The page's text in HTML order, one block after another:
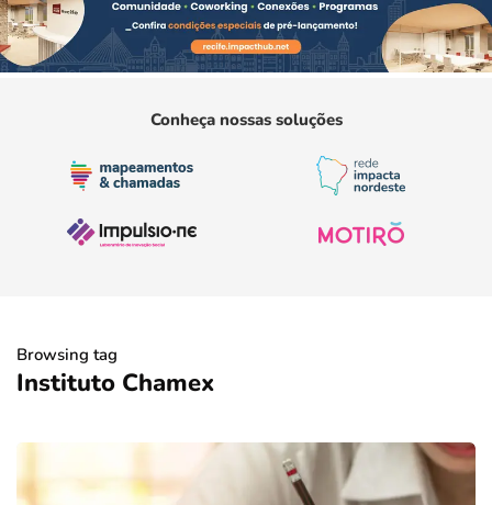
Conheça nossas soluções
Browsing tag
Instituto Chamex